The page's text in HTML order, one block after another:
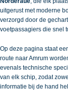
uitgerust met moderne
verzorgd door de
voetpassagiers die snel
Op deze pagina staat
route naar Amrum
evenals technische
van elk schip, zodat
informatie bij de hand